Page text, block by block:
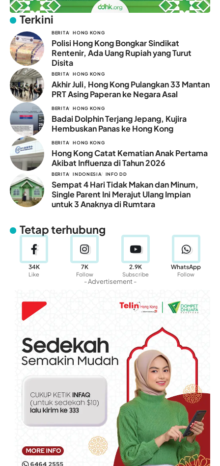
Terkini
BERITA HONG KONG
Polisi Hong Kong Bongkar Sindikat
Rentenir, Ada Uang Rupiah yang Turut
Disita
BERITA HONG KONG
Akhir Juli, Hong Kong Pulangkan 33 Mantan
PRT Asing Paperan ke Negara Asal
BERITA HONG KONG
Badai Dolphin Terjang Jepang, Kujira
Hembuskan Panas ke Hong Kong
BERITA HONG KONG
Hong Kong Catat Kematian Anak Pertama
Akibat Influenza di Tahun 2026
BERITA INDONESIA INFO DD
Sempat 4 Hari Tidak Makan dan Minum,
Single Parent Ini Merajut Ulang Impian
untuk 3 Anaknya di Rumtara
Tetap terhubung
34K
Like
7K
Follow
2.9K
Subscribe
WhatsApp
Follow
- Advertisement -